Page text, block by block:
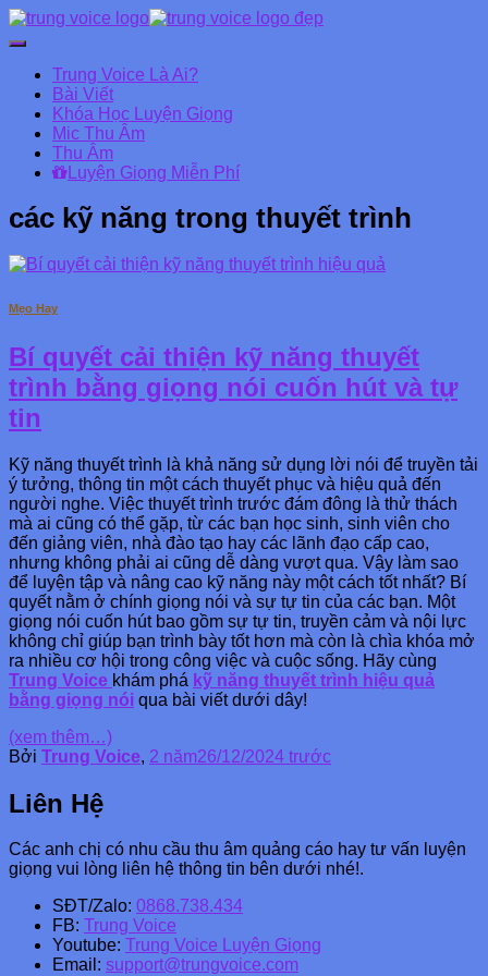
Chuyển
Danh
mục
chính
Trung Voice Là Ai?
Bài Viết
Khóa Học Luyện Giọng
Mic Thu Âm
Thu Âm
Luyện Giọng Miễn Phí
các kỹ năng trong thuyết trình
Mẹo Hay
Bí quyết cải thiện kỹ năng thuyết
trình bằng giọng nói cuốn hút và tự
tin
Kỹ năng thuyết trình là khả năng sử dụng lời nói để truyền tải
ý tưởng, thông tin một cách thuyết phục và hiệu quả đến
người nghe. Việc thuyết trình trước đám đông là thử thách
mà ai cũng có thể gặp, từ các bạn học sinh, sinh viên cho
đến giảng viên, nhà đào tạo hay các lãnh đạo cấp cao,
nhưng không phải ai cũng dễ dàng vượt qua. Vậy làm sao
để luyện tập và nâng cao kỹ năng này một cách tốt nhất? Bí
quyết nằm ở chính giọng nói và sự tự tin của các bạn. Một
giọng nói cuốn hút bao gồm sự tự tin, truyền cảm và nội lực
không chỉ giúp bạn trình bày tốt hơn mà còn là chìa khóa mở
ra nhiều cơ hội trong công việc và cuộc sống. Hãy cùng
Trung Voice khám phá kỹ năng thuyết trình hiệu quả
bằng giọng nói qua bài viết dưới dây!
(xem thêm…)
Bởi Trung Voice, 2 năm26/12/2024 trước
Liên Hệ
Các anh chị có nhu cầu thu âm quảng cáo hay tư vấn luyện
giọng vui lòng liên hệ thông tin bên dưới nhé!.
SĐT/Zalo: 0868.738.434
FB:
Trung Voice
Youtube:
Trung Voice Luyện Giọng
Email: support@trungvoice.com